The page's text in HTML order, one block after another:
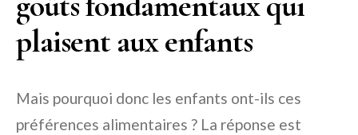
plaisent aux enfants
Mais pourquoi donc les enfants ont-ils ces
préférences alimentaires ? La réponse est